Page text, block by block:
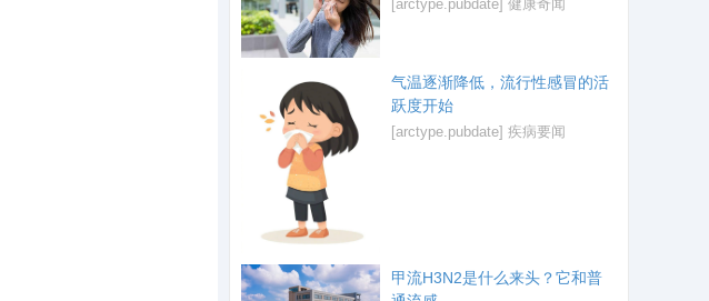
[arctype.pubdate] 健康奇闻
气温逐渐降低，流行性感冒的活
跃度开始
[arctype.pubdate] 疾病要闻
甲流H3N2是什么来头？它和普